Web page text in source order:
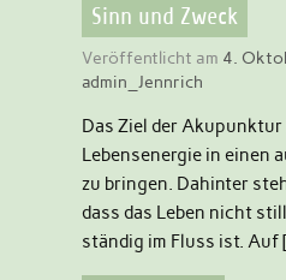
Sinn und Zweck
Veröffentlicht am 4.
admin_Jennrich
Das Ziel der Akupunktur
Lebensenergie in einen
zu bringen. Dahinter
dass das Leben nicht
ständig im Fluss ist.